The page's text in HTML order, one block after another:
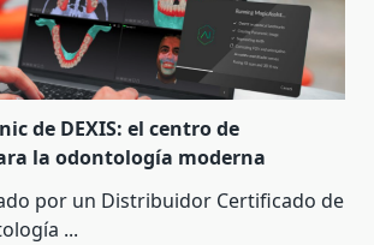
de DEXIS: el centro de
la odontología moderna
por un Distribuidor Certificado de
...